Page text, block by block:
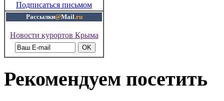
Подписаться письмом
Рассылки@Mail.ru
Новости курортов Крыма
Рекомендуем посетить